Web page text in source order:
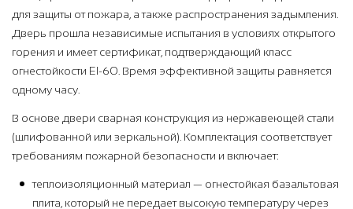
для защиты от пожара, а также распространения задымления.
Дверь прошла независимые испытания в условиях открытого
горения и имеет сертификат, подтверждающий класс
огнестойкости EI-60. Время эффективной защиты равняется
одному часу.
В основе двери сварная конструкция из нержавеющей стали
(шлифованной или зеркальной). Комплектация соответствует
требованиям пожарной безопасности и включает:
теплоизоляционный материал — огнестойкая базальтовая
плита, который не передает высокую температуру через